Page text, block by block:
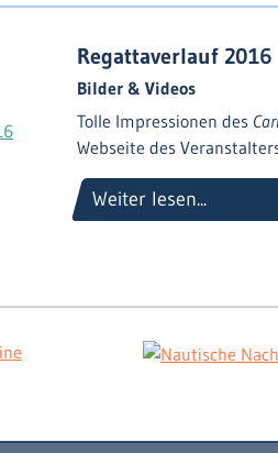
Regattaverlauf 2016
Bilder & Videos
Tolle Impressionen des
Webseite des
Weiter lesen...